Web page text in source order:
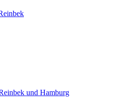
und Hamburg